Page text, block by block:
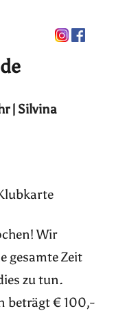
| Silvina
Wir
gesamte Zeit
zu tun.
beträgt € 100,-